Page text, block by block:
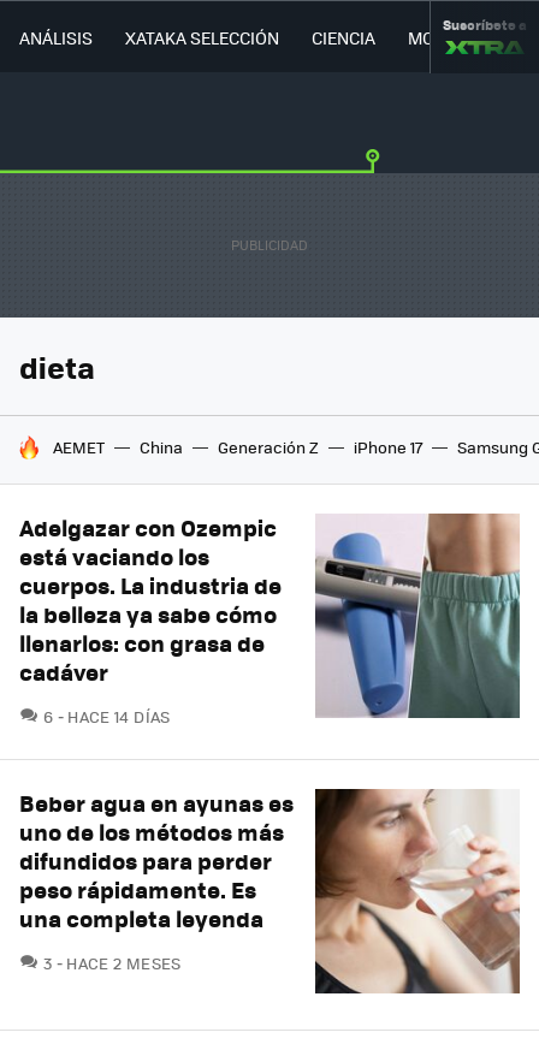
ANÁLISIS XATAKA SELECCIÓN CIENCIA MOVILIDAD
Suscríbete a
dieta
HOY SE HABLA DE
AEMET China Generación Z iPhone 17 Samsung
Adelgazar con Ozempic
está vaciando los
cuerpos. La industria de
la belleza ya sabe cómo
llenarlos: con grasa de
cadáver
6 COMENTARIOS
HACE 14 DÍAS
Beber agua en ayunas es
uno de los métodos más
difundidos para perder
peso rápidamente. Es
una completa leyenda
3 COMENTARIOS
HACE 2 MESES